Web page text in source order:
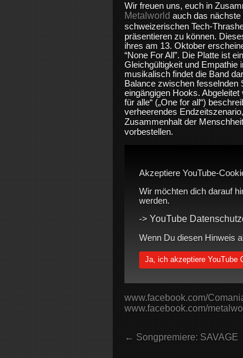
Wir freuen uns, euch in
Metalworld auch das nächste
schweizerischen Tech-
präsentieren zu können.
ihres am 13. Oktober
“None For All”. Die Platte ist
Gleichgültigkeit und Empathie
musikalisch findet die Band
Balance zwischen fesselnden
eingängigen Hooks.
für alle“ („One for all“)
verheerendes
Zusammenhalt der
vorbestellen.
Akzeptiere YouTube-
Wir möchten dich darauf
werden.
-> YouTube
Wenn Du diesen Hinweis
Ja, ich akzeptiere YouTube
www.facebook.com/
www.facebook.com/
← Songpremiere: SAVAGE